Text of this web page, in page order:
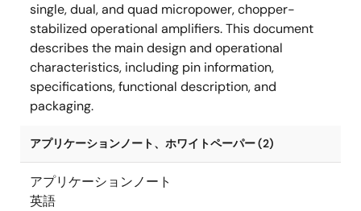
single, dual, and quad micropower, chopper-
stabilized operational amplifiers. This document
describes the main design and operational
characteristics, including pin information,
specifications, functional description, and
packaging.
アプリケーションノート、ホワイトペーパー (2)
アプリケーションノート
英語